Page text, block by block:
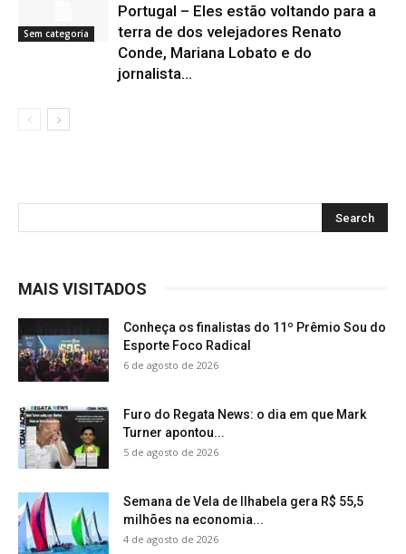
Sem categoria
Portugal – Eles estão voltando para a
terra de dos velejadores Renato
Conde, Mariana Lobato e do
jornalista...
MAIS VISITADOS
Conheça os finalistas do 11º Prêmio Sou do
Esporte Foco Radical
6 de agosto de 2026
Furo do Regata News: o dia em que Mark
Turner apontou...
5 de agosto de 2026
Semana de Vela de Ilhabela gera R$ 55,5
milhões na economia...
4 de agosto de 2026